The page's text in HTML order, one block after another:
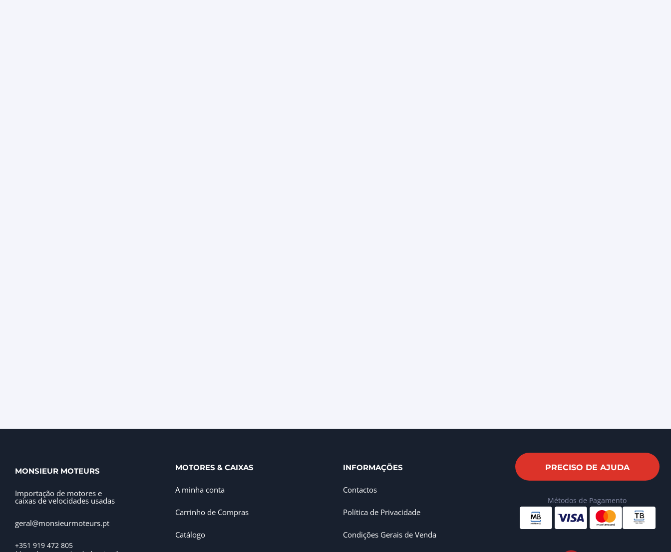
MONSIEUR MOTEURS
Importação de motores e
caixas de velocidades usadas
geral@monsieurmoteurs.pt
+351 919 472 805
MOTORES & CAIXAS
A minha conta
Carrinho de Compras
Catálogo
INFORMAÇÕES
Contactos
Política de Privacidade
Condições Gerais de Venda
PRECISO DE AJUDA
Métodos de Pagamento